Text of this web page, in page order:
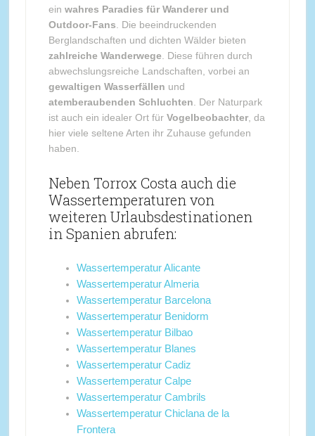
ein wahres Paradies für Wanderer und
Outdoor-Fans . Die beeindruckenden
Berglandschaften und dichten Wälder bieten
zahlreiche Wanderwege . Diese führen durch
abwechslungsreiche Landschaften, vorbei an
gewaltigen Wasserfällen und
atemberaubenden Schluchten . Der Naturpark
ist auch ein idealer Ort für Vogelbeobachter, da
hier viele seltene Arten ihr Zuhause gefunden
haben.
Neben Torrox Costa auch die
Wassertemperaturen von
weiteren Urlaubsdestinationen
in Spanien abrufen:
Wassertemperatur Alicante
Wassertemperatur Almeria
Wassertemperatur Barcelona
Wassertemperatur Benidorm
Wassertemperatur Bilbao
Wassertemperatur Blanes
Wassertemperatur Cadiz
Wassertemperatur Calpe
Wassertemperatur Cambrils
Wassertemperatur Chiclana de la
Frontera